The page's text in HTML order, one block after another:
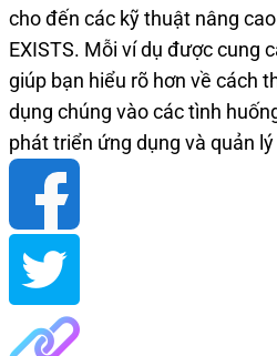
cho đến các kỹ thuật nâng
EXISTS. Mỗi ví dụ được cung
giúp bạn hiểu rõ hơn về cách
dụng chúng vào các tình
phát triển ứng dụng và quản